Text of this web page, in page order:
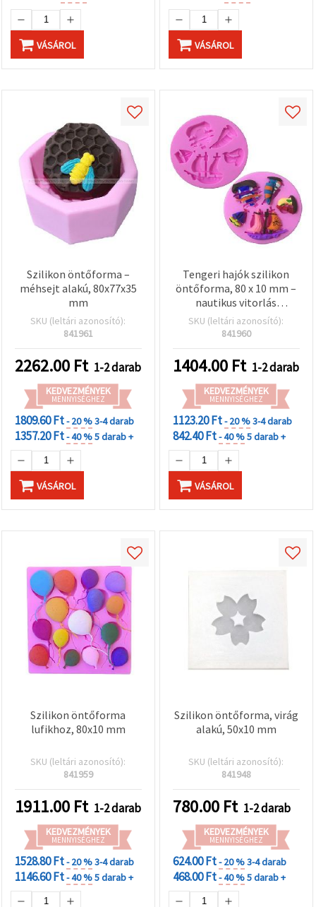
VÁSÁROL VÁSÁROL
Szilikon öntőforma –
méhsejt alakú, 80x77x35
mm
SKU (leltári azonosító):
841961
2262.00 Ft 1-2 darab
KEDVEZMÉNYEK
MENNYISÉGHEZ
1809.60 Ft- 20 %3-4 darab
1357.20 Ft- 40 %5 darab +
VÁSÁROL
Tengeri hajók szilikon
öntőforma, 80 x 10 mm –
nautikus vitorlás
motívumok; rugalmas
kézműves forma epoxi/UV
gyurmához és gipszhez;
DIY ékszerkészítéshez,
medálokhoz és
miniatűrökhöz
SKU (leltári azonosító):
841960
1404.00 Ft 1-2 darab
KEDVEZMÉNYEK
MENNYISÉGHEZ
1123.20 Ft- 20 %3-4 darab
842.40 Ft- 40 %5 darab +
VÁSÁROL
Szilikon öntőforma
lufikhoz, 80x10 mm
SKU (leltári azonosító):
841959
1911.00 Ft 1-2 darab
KEDVEZMÉNYEK
MENNYISÉGHEZ
1528.80 Ft- 20 %3-4 darab
1146.60 Ft- 40 %5 darab +
Szilikon öntőforma, virág
alakú, 50x10 mm
SKU (leltári azonosító):
841948
780.00 Ft 1-2 darab
KEDVEZMÉNYEK
MENNYISÉGHEZ
624.00 Ft- 20 %3-4 darab
468.00 Ft- 40 %5 darab +